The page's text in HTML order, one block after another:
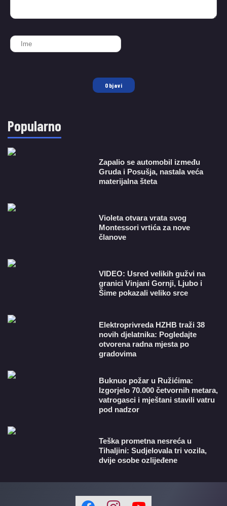
Objavi
Popularno
Zapalio se automobil između
Gruda i Posušja, nastala veća
materijalna šteta
Violeta otvara vrata svog
Montessori vrtića za nove
članove
VIDEO: Usred velikih gužvi na
granici Vinjani Gornji, Ljubo i
Šime pokazali veliko srce
​Elektroprivreda HZHB traži 38
novih djelatnika: Pogledajte
otvorena radna mjesta po
gradovima
Buknuo požar u Ružićima:
Izgorjelo 70.000 četvornih metara,
vatrogasci i mještani stavili vatru
pod nadzor
Teška prometna nesreća u
Tihaljini: Sudjelovala tri vozila,
dvije osobe ozlijeđene